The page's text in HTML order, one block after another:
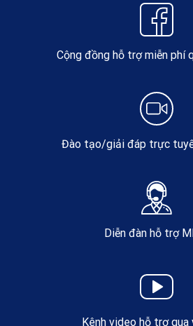
Cộng đồng hỗ trợ miễn phí
Đào tạo/giải đáp trực
Diễn đàn hỗ trợ
Kênh video hỗ trợ